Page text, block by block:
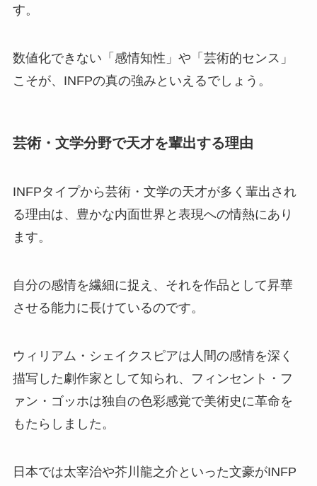
す。
数値化できない「感情知性」や「芸術的センス」
こそが、INFPの真の強みといえるでしょう。
芸術・文学分野で天才を輩出する理由
INFPタイプから芸術・文学の天才が多く輩出され
る理由は、豊かな内面世界と表現への情熱にあり
ます。
自分の感情を繊細に捉え、それを作品として昇華
させる能力に長けているのです。
ウィリアム・シェイクスピアは人間の感情を深く
描写した劇作家として知られ、フィンセント・フ
ァン・ゴッホは独自の色彩感覚で美術史に革命を
もたらしました。
日本では太宰治や芥川龍之介といった文豪がINFP